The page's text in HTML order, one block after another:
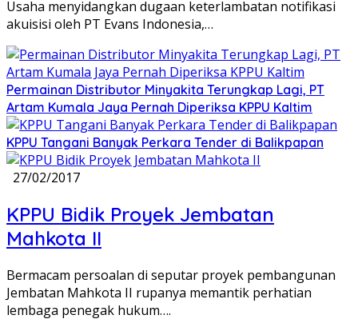
Usaha menyidangkan dugaan keterlambatan notifikasi
akuisisi oleh PT Evans Indonesia,…
Permainan Distributor Minyakita Terungkap Lagi, PT
Artam Kumala Jaya Pernah Diperiksa KPPU Kaltim
KPPU Tangani Banyak Perkara Tender di Balikpapan
27/02/2017
KPPU Bidik Proyek Jembatan
Mahkota II
Bermacam persoalan di seputar proyek pembangunan
Jembatan Mahkota II rupanya memantik perhatian
lembaga penegak hukum….